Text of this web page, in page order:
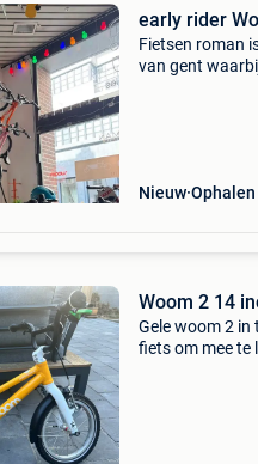
early rider
Fietsen roman
van gent
Nieuw Ophalen
Woom 2 14
Gele woom 2 in
fiets om mee te